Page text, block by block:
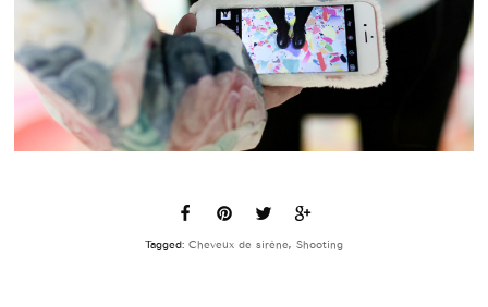
Tagged: Cheveux de sirène, Shooting